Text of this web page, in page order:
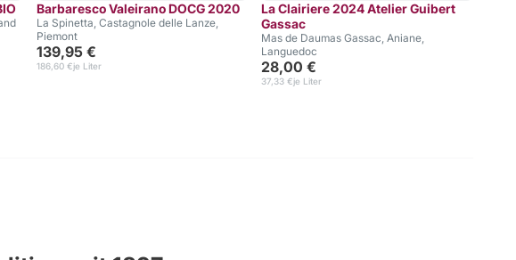
Barbaresco Valeirano DOCG 2020
La Spinetta, Castagnole delle Lanze,
Piemont
139,95 €
je Liter
186,60 €
La Clairiere 2024 Atelier Guibert
Gassac
Mas de Daumas Gassac, Aniane,
Languedoc
28,00 €
je Liter
37,33 €